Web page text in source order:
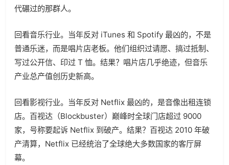
代碾过的那群人。
回看音乐行业。当年反对 iTunes 和 Spotify 最凶的，不是
普通乐迷，而是唱片店老板。他们组织过请愿、搞过抵制、
写过公开信、印过 T 恤。结果？唱片店几乎绝迹，但音乐
产业总产值创历史新高。
回看影视行业。当年反对 Netflix 最凶的，是音像出租连锁
店。百视达（Blockbuster）巅峰时全球门店超过 9000
家，号称要起诉 Netflix 到破产。结果？百视达 2010 年破
产清算，Netflix 已经统治了全球绝大多数国家的客厅屏
幕。